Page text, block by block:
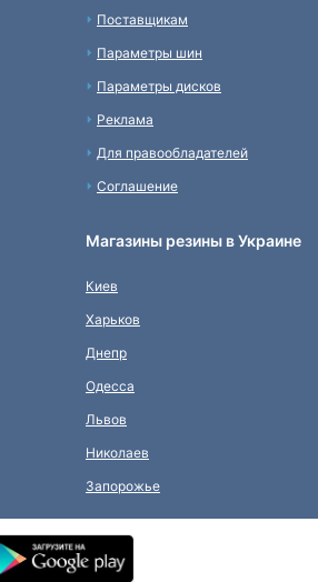
Поставщикам
Параметры шин
Параметры дисков
Реклама
Для правообладателей
Соглашение
Магазины резины в Украине
Киев
Харьков
Днепр
Одесса
Львов
Николаев
Запорожье